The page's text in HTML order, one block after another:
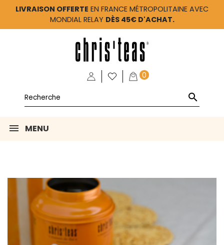
LIVRAISON OFFERTE EN FRANCE MÉTROPOLITAINE AVEC
MONDIAL RELAY DÈS 45€ D'ACHAT.
0

MENU